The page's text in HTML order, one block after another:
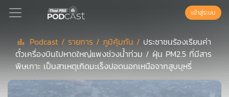
Podcast
เข้าสู่ระบบ
Podcast / รายการ /ภูมิคุ้มกัน / ประชาชนร้องเรียนค่า
ตั๋วเครื่องบินไปหาดใหญ่แพงช่วงน้ำท่วม / ฝุ่น PM2.5 ที่มีสาร
พิษเกาะ เป็นสาเหตุเกิดมะเร็งปอดนอกเหนือจากสูบบุหรี่